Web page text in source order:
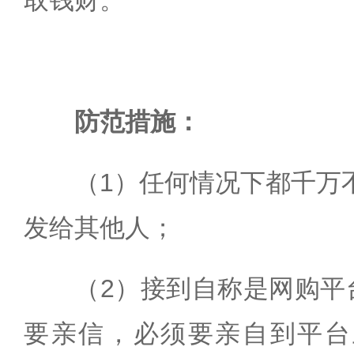
防范措施：
（1）任何情况下都千
发给其他人；
（2）接到自称是网购
要亲信，必须要亲自到平